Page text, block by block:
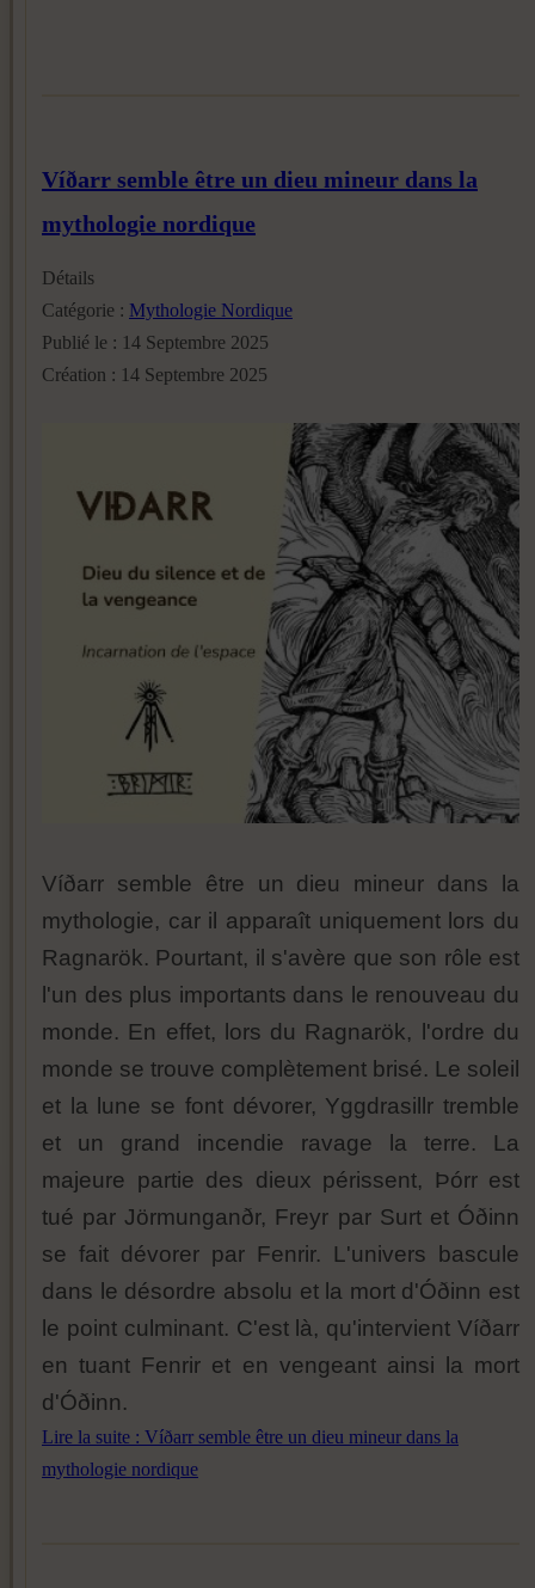
Víðarr semble être un dieu mineur dans la
mythologie nordique
Détails
Catégorie : Mythologie Nordique
Publié le : 14 Septembre 2025
Création : 14 Septembre 2025
Víðarr semble être un dieu mineur dans la
mythologie, car il apparaît uniquement lors du
Ragnarök. Pourtant, il s'avère que son rôle est
l'un des plus importants dans le renouveau du
monde. En effet, lors du Ragnarök, l'ordre du
monde se trouve complètement brisé. Le soleil
et la lune se font dévorer, Yggdrasillr tremble
et un grand incendie ravage la terre. La
majeure partie des dieux périssent, Þórr est
tué par Jörmunganðr, Freyr par Surt et Óðinn
se fait dévorer par Fenrir. L'univers bascule
dans le désordre absolu et la mort d'Óðinn est
le point culminant. C'est là, qu'intervient Víðarr
en tuant Fenrir et en vengeant ainsi la mort
d'Óðinn.
Lire la suite : Víðarr semble être un dieu mineur dans la
mythologie nordique